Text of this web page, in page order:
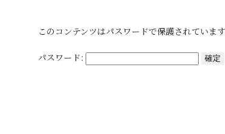
このコンテンツはパスワードで保護されていま
パスワード: